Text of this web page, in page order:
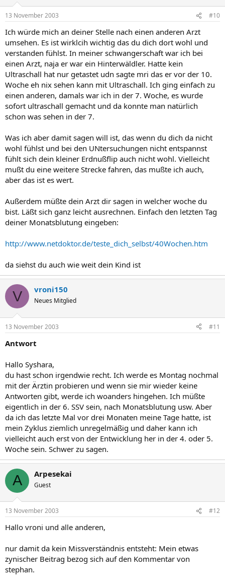
13 November 2003 #10
Ich würde mich an deiner Stelle nach einen anderen Arzt
umsehen. Es ist wirklcih wichtig das du dich dort wohl und
verstanden fühlst. In meiner schwangerschaft war ich bei
einen Arzt, naja er war ein Hinterwäldler. Hatte kein
Ultraschall hat nur getastet udn sagte mri das er vor der 10.
Woche eh nix sehen kann mit Ultraschall. Ich ging einfach zu
einen anderen, damals war ich in der 7. Woche, es wurde
sofort ultraschall gemacht und da konnte man natürlich
schon was sehen in der 7.
Was ich aber damit sagen will ist, das wenn du dich da nicht
wohl fühlst und bei den UNtersuchungen nicht entspannst
fühlt sich dein kleiner Erdnußflip auch nicht wohl. Vielleicht
mußt du eine weitere Strecke fahren, das mußte ich auch,
aber das ist es wert.
Außerdem müßte dein Arzt dir sagen in welcher woche du
bist. Läßt sich ganz leicht ausrechnen. Einfach den letzten Tag
deiner Monatsblutung eingeben:
http://www.netdoktor.de/teste_dich_selbst/40Wochen.htm
da siehst du auch wie weit dein Kind ist
V vroni150
Neues Mitglied
13 November 2003 #11
Antwort
Hallo Syshara,
du hast schon irgendwie recht. Ich werde es Montag nochmal
mit der Ärztin probieren und wenn sie mir wieder keine
Antworten gibt, werde ich woanders hingehen. Ich müßte
eigentlich in der 6. SSV sein, nach Monatsblutung usw. Aber
da ich das letzte Mal vor drei Monaten meine Tage hatte, ist
mein Zyklus ziemlich unregelmäßig und daher kann ich
vielleicht auch erst von der Entwicklung her in der 4. oder 5.
Woche sein. Schwer zu sagen.
A Arpesekai
Guest
13 November 2003 #12
Hallo vroni und alle anderen,
nur damit da kein Missverständnis entsteht: Mein etwas
zynischer Beitrag bezog sich auf den Kommentar von
stephan.